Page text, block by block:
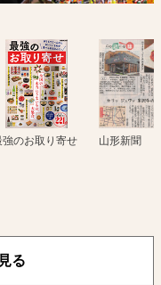
強のお取り寄せ 山形新聞
る